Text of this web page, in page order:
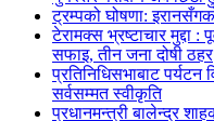
ट्रम्पको घोषणा:
टेरामक्स भ्रष्टाचार मुद्दा
सफाइ, तीन जना दोषी ठहर
प्रतिनिधिसभाबाट
सर्वसम्मत स्वीकृति
प्रधानमन्त्री बालेन्द्र